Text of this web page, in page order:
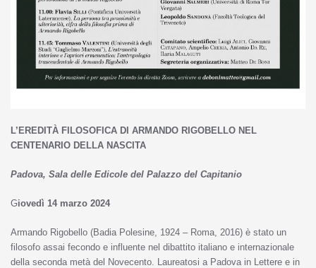
L’EREDITÀ FILOSOFICA DI ARMANDO RIGOBELLO NEL
CENTENARIO DELLA NASCITA
Padova, Sala delle Edicole del Palazzo del Capitanio
Giovedì 14 marzo 2024
Armando Rigobello (Badia Polesine, 1924 – Roma, 2016) è stato un
filosofo assai fecondo e influente nel dibattito italiano e internazionale
della seconda metà del Novecento. Laureatosi a Padova in Lettere e in